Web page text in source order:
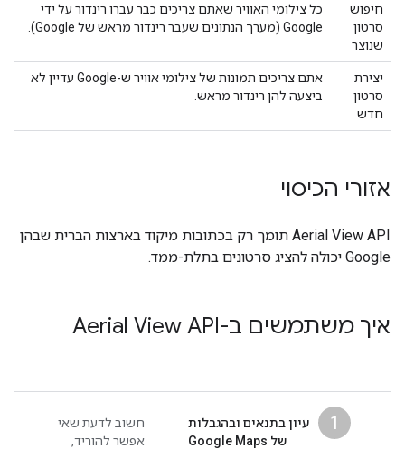
חיפוש
סרטון
שנוצר
כל צילומי האוויר שאתם צריכים כבר עברו רינדור על ידי
Google (מערך הנתונים שעבר רינדור מראש של Google).
יצירת
סרטון
חדש
אתם צריכים תמונות של צילומי אוויר ש-Google עדיין לא
ביצעה להן רינדור מראש.
אזורי הכיסוי
‫Aerial View API תומך רק בכתובות מיקוד בארצות הברית שבהן
Google יכולה להציג סרטונים בתלת-ממד.
איך משתמשים ב-Aerial View API
1
עיון בתנאים ובהגבלות
של Google Maps
חשוב לדעת שאי
אפשר להוריד,